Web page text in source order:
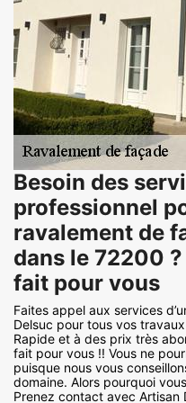
Besoin des
professionnel
ravalement de
dans le 72200
fait pour vous
Faites appel aux services
Delsuc pour tous vos
Rapide et à des prix très
fait pour vous !! Vous ne
puisque nous vous
domaine. Alors pourquoi
Prenez contact avec